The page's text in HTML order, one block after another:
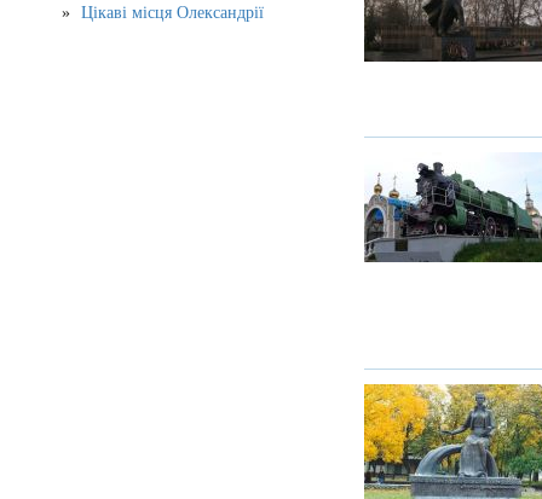
Цікаві місця Олександрії